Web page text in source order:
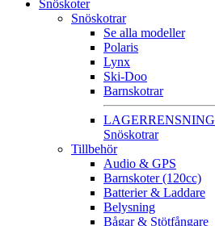
Snöskoter
Snöskotrar
Se alla modeller
Polaris
Lynx
Ski-Doo
Barnskotrar
LAGERRENSNING
Snöskotrar
Tillbehör
Audio & GPS
Barnskoter (120cc)
Batterier & Laddare
Belysning
Bågar & Stötfångare